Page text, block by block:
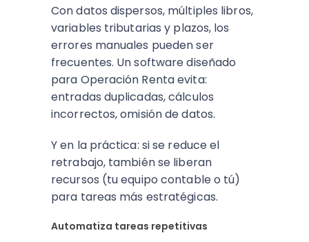
Con datos dispersos, múltiples libros,
variables tributarias y plazos, los
errores manuales pueden ser
frecuentes. Un software diseñado
para Operación Renta evita:
entradas duplicadas, cálculos
incorrectos, omisión de datos.
Y en la práctica: si se reduce el
retrabajo, también se liberan
recursos (tu equipo contable o tú)
para tareas más estratégicas.
Automatiza tareas repetitivas